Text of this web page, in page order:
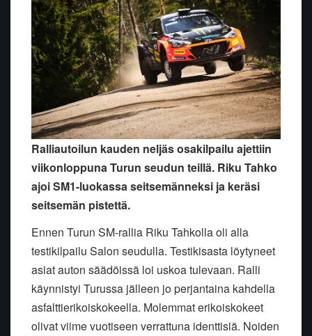
Ralliautoilun kauden neljäs osakilpailu ajettiin
viikonloppuna Turun seudun teillä. Riku Tahko
ajoi SM1-luokassa seitsemänneksi ja keräsi
seitsemän pistettä.
Ennen Turun SM-rallia Riku Tahkolla oli alla
testikilpailu Salon seudulla. Testikisasta löytyneet
asiat auton säädöissä loi uskoa tulevaan. Ralli
käynnistyi Turussa jälleen jo perjantaina kahdella
asfalttierikoiskokeella. Molemmat erikoiskokeet
olivat viime vuotiseen verrattuna identtisiä. Noiden